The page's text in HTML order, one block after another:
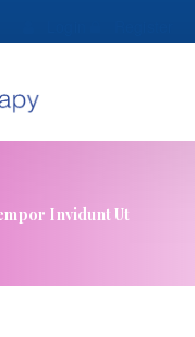
Invidunt Ut